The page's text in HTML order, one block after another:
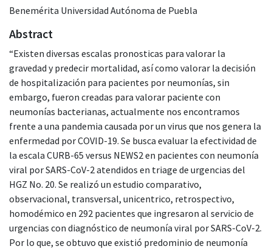
Benemérita Universidad Autónoma de Puebla
Abstract
“Existen diversas escalas pronosticas para valorar la
gravedad y predecir mortalidad, así como valorar la decisión
de hospitalización para pacientes por neumonías, sin
embargo, fueron creadas para valorar paciente con
neumonías bacterianas, actualmente nos encontramos
frente a una pandemia causada por un virus que nos genera la
enfermedad por COVID-19. Se busca evaluar la efectividad de
la escala CURB-65 versus NEWS2 en pacientes con neumonía
viral por SARS-CoV-2 atendidos en triage de urgencias del
HGZ No. 20. Se realizó un estudio comparativo,
observacional, transversal, unicentrico, retrospectivo,
homodémico en 292 pacientes que ingresaron al servicio de
urgencias con diagnóstico de neumonía viral por SARS-CoV-2.
Por lo que, se obtuvo que existió predominio de neumonía